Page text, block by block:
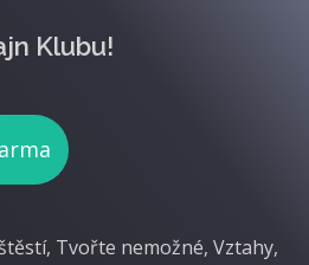
Klubu!
Tvořte nemožné, Vztahy,